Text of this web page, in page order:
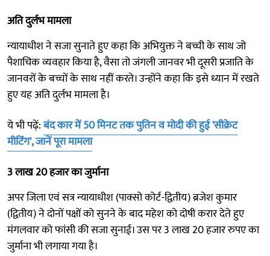
अति दुर्लभ मामला
न्यायाधीश ने सजा सुनाते हुए कहा कि अभियुक्त ने बच्ची के साथ जो
पैशाचिक व्यवहार किया है, वैसा तो जंगली जानवर भी दूसरी प्रजाति के
जानवरों के बच्चों के साथ नहीं करते। उन्होंने कहा कि इसे ध्यान में रखते
हुए यह अति दुर्लभ मामला है।
ये भी पढ़ें:बंद कार में 50 मिनट तक पुतिन व मोदी की हुई 'सीक्रेट
मीटिंग', जानें पूरा मामला
3 लाख 20 हजार का जुर्माना
अपर जिला एवं सत्र न्यायाधीश (पाक्सो कोर्ट-द्वितीय) ब्रजेश कुमार
(द्वितीय) ने दोनों पक्षों को सुनने के बाद महेश को दोषी करार देते हुए
मंगलवार को फांसी की सजा सुनाई। उस पर 3 लाख 20 हजार रुपए का
जुर्माना भी लगाया गया है।